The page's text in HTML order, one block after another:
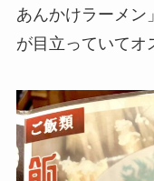
あんかけラーメン
が目立っていてオ